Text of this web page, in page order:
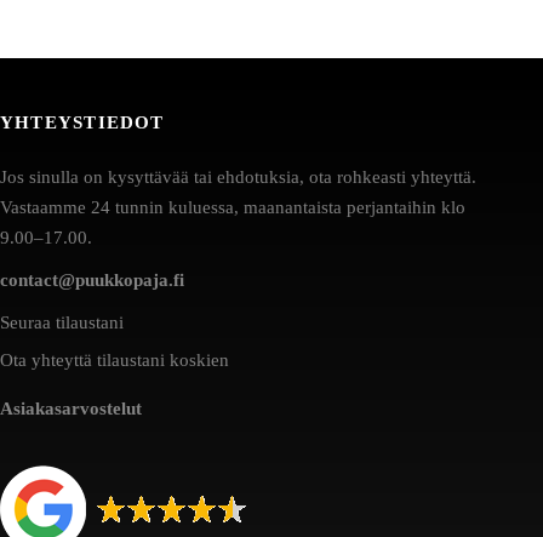
YHTEYSTIEDOT
Jos sinulla on kysyttävää tai ehdotuksia, ota rohkeasti yhteyttä.
Vastaamme 24 tunnin kuluessa, maanantaista perjantaihin klo
9.00–17.00.
contact@puukkopaja.fi
Seuraa tilaustani
Ota yhteyttä tilaustani koskien
Asiakasarvostelut